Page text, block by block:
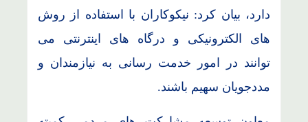
دارد، بیان کرد: نیکوکاران با استفاده از روش
های الکترونیکی و درگاه های اینترنتی می
توانند در امور خدمت رسانی به نیازمندان و
مددجویان سهیم باشند.